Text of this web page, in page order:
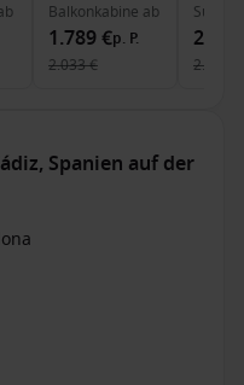
Balkonkabine ab
1.789 €p. P.
2.033 €
Suite
2.340 €
Spanien auf der